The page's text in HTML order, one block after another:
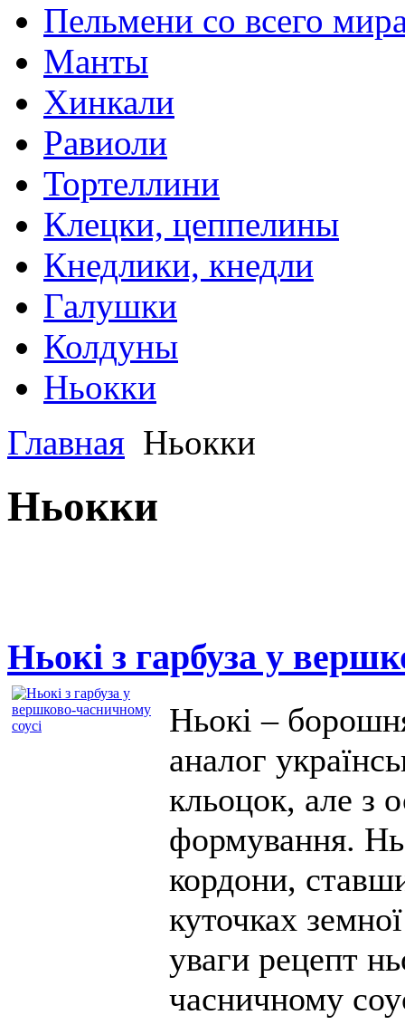
Пельмени со всего
Манты
Хинкали
Равиоли
Тортеллини
Клецки, цеппелины
Кнедлики, кнедли
Галушки
Колдуны
Ньокки
Главная Ньокки
Ньокки
Ньокі з гарбуза у
Ньокі –
аналог
кльоцок, але з
формування.
кордони,
куточках
уваги рецепт
часничному